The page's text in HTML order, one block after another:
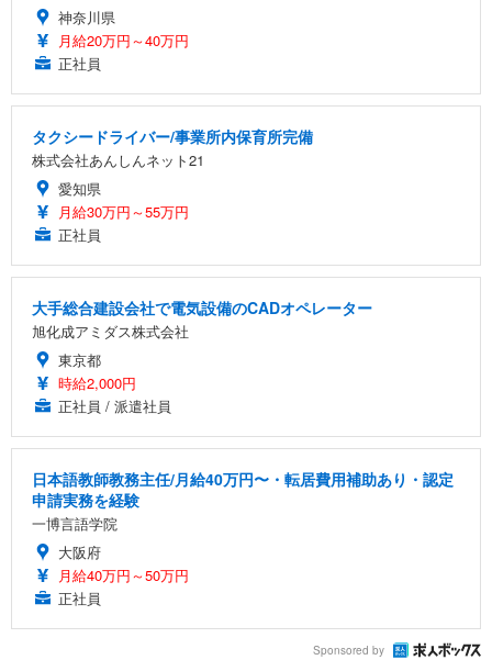
神奈川県
月給20万円～40万円
正社員
タクシードライバー/事業所内保育所完備
株式会社あんしんネット21
愛知県
月給30万円～55万円
正社員
大手総合建設会社で電気設備のCADオペレーター
旭化成アミダス株式会社
東京都
時給2,000円
正社員 / 派遣社員
日本語教師教務主任/月給40万円〜・転居費用補助あり・認定
申請実務を経験
一博言語学院
大阪府
月給40万円～50万円
正社員
Sponsored by